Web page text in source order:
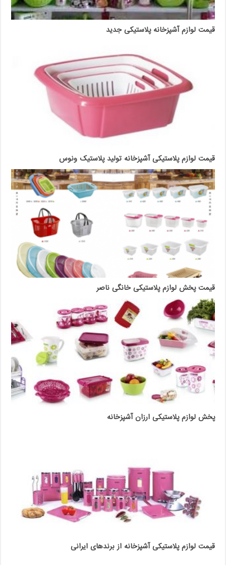
قیمت لوازم آشپزخانه پلاستیکی جدید
قیمت لوازم پلاستیکی آشپزخانه تولید پلاستیک ونوس
قیمت پخش لوازم پلاستیکی خانگی ناصر
پخش لوازم پلاستیکی ارزان آشپزخانه
قیمت لوازم پلاستیکی آشپزخانه از برندهای ایرانی